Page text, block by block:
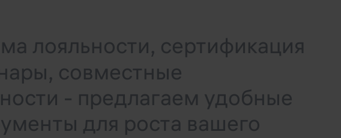
лояльности, сертификация
совместные
- предлагаем удобные
для роста вашего